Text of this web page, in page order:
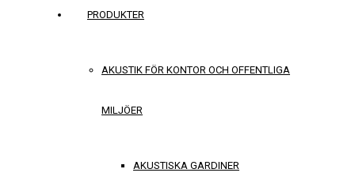
PRODUKTER
AKUSTIK FÖR KONTOR OCH OFFENTLIGA
MILJÖER
AKUSTISKA GARDINER